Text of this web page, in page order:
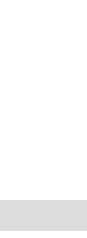
1本につき税込6,000円以
ります。）
了承下さい。
ァスナーや調節ひもが付
客様がご使用の環境（コ
ございます。予めご了承
で店頭での売り違い、店
しまう場合がございま
しあった場合速やかにご